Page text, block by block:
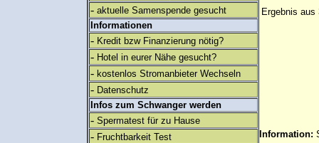
- aktuelle Samenspende gesucht
Informationen
- Kredit bzw Finanzierung nötig?
- Hotel in eurer Nähe gesucht?
- kostenlos Stromanbieter Wechseln
- Datenschutz
Infos zum Schwanger werden
- Spermatest für zu Hause
- Fruchtbarkeit Test
Ergebnis aus
Information: